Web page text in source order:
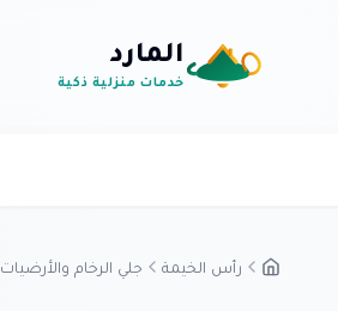
المارد
خدمات منزلية ذكية
رأس الخيمة جلي الرخام والأرضيات